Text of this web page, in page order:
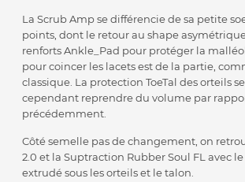
La Scrub Amp se différencie de sa petite
points, dont le retour au shape
renforts Ankle_Pad pour protéger la
pour coincer les lacets est de la partie,
classique. La protection ToeTal des orteils
cependant reprendre du volume par
précédemment.
Côté semelle pas de changement, on
2.0 et la Suptraction Rubber Soul FL avec
extrudé sous les orteils et le talon.